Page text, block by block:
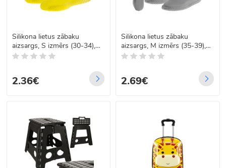
Silikona lietus zābaku
aizsargs, S izmērs (30-34),
dzeltens
2.36€
Silikona lietus zābaku
aizsargs, M izmērs (35-39),
pelēks
2.69€